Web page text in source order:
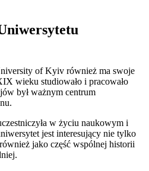
of Kyiv również ma swoje
wieku studiowało i pracowało
był ważnym centrum
w życiu naukowym i
jest interesujący nie tylko
jako część wspólnej historii